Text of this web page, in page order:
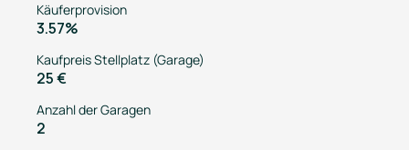
Käuferprovision
3.57%
Kaufpreis Stellplatz (Garage)
25 €
Anzahl der Garagen
2